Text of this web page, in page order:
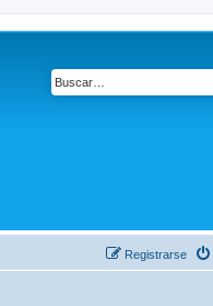
Registrarse